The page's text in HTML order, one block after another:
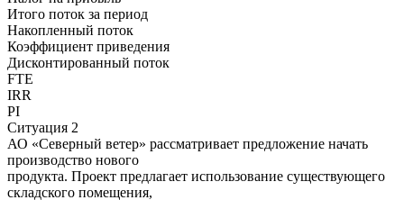
Итого поток за период
Накопленный поток
Коэффициент приведения
Дисконтированный поток
FTE
IRR
PI
Ситуация 2
АО «Северный ветер» рассматривает предложение начать
производство нового
продукта. Проект предлагает использование существующего
складского помещения,